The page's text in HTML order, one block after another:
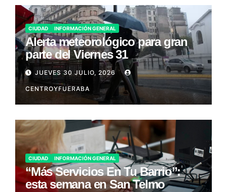
CIUDAD INFORMACIÓN GENERAL
Alerta meteorológico para gran
parte del Viernes 31
JUEVES 30 JULIO, 2026
CENTROYFUERABA
CIUDAD INFORMACIÓN GENERAL
“Más Servicios En Tu Barrio”:
esta semana en San Telmo